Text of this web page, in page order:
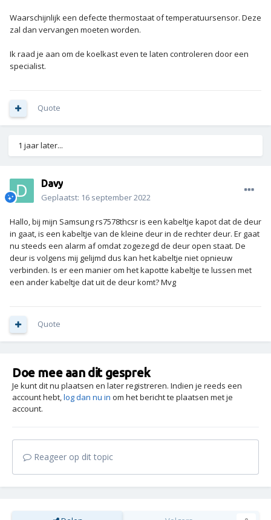
Waarschijnlijk een defecte thermostaat of temperatuursensor. Deze
zal dan vervangen moeten worden.
Ik raad je aan om de koelkast even te laten controleren door een
specialist.
Quote
1 jaar later...
Davy
Geplaatst: 16 september 2022
Hallo, bij mijn Samsung rs7578thcsr is een kabeltje kapot dat de deur
in gaat, is een kabeltje van de kleine deur in de rechter deur. Er gaat
nu steeds een alarm af omdat zogezegd de deur open staat. De
deur is volgens mij gelijmd dus kan het kabeltje niet opnieuw
verbinden. Is er een manier om het kapotte kabeltje te lussen met
een ander kabeltje dat uit de deur komt? Mvg
Quote
Doe mee aan dit gesprek
Je kunt dit nu plaatsen en later registreren. Indien je reeds een
account hebt,log dan nu in om het bericht te plaatsen met je
account.
Reageer op dit topic